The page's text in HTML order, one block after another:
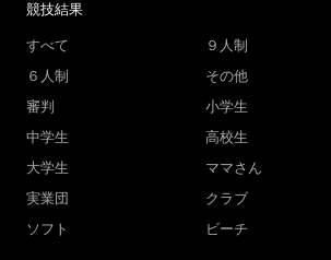
競技結果
すべて
９人制
６人制
その他
審判
小学生
中学生
高校生
大学生
ママさん
実業団
クラブ
ソフト
ビーチ